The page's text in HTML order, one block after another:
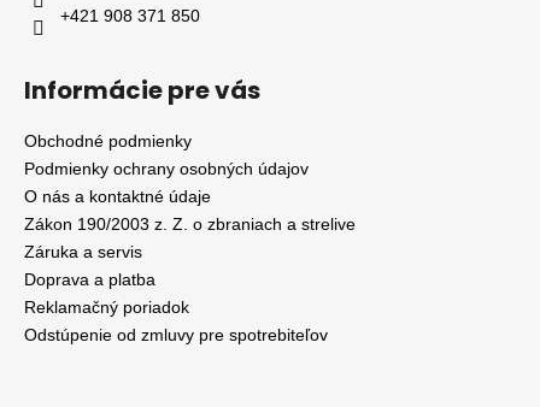
+421 908 371 850
Informácie pre vás
Obchodné podmienky
Podmienky ochrany osobných údajov
O nás a kontaktné údaje
Zákon 190/2003 z. Z. o zbraniach a strelive
Záruka a servis
Doprava a platba
Reklamačný poriadok
Odstúpenie od zmluvy pre spotrebiteľov